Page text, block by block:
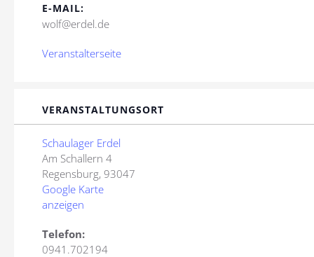
E-MAIL:
wolf@erdel.de
Veranstalterseite
VERANSTALTUNGSORT
Schaulager Erdel
Am Schallern 4
Regensburg, 93047
Google Karte
anzeigen
Telefon:
0941.702194